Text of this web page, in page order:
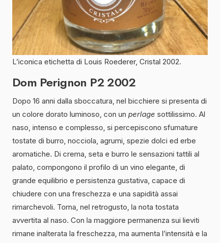
L’iconica etichetta di Louis Roederer, Cristal 2002.
Dom Perignon P2 2002
Dopo 16 anni dalla sboccatura, nel bicchiere si presenta di
un colore dorato luminoso, con un perlage sottilissimo. Al
naso, intenso e complesso, si percepiscono sfumature
tostate di burro, nocciola, agrumi, spezie dolci ed erbe
aromatiche. Di crema, seta e burro le sensazioni tattili al
palato, compongono il profilo di un vino elegante, di
grande equilibrio e persistenza gustativa, capace di
chiudere con una freschezza e una sapidità assai
rimarchevoli. Torna, nel retrogusto, la nota tostata
avvertita al naso. Con la maggiore permanenza sui lieviti
rimane inalterata la freschezza, ma aumenta l’intensità e la